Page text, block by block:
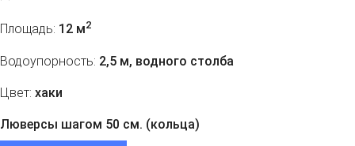
Площадь: 12 м2
Водоупорность: 2,5 м, водного столба
Цвет: хаки
Люверсы шагом 50 см. (кольца)